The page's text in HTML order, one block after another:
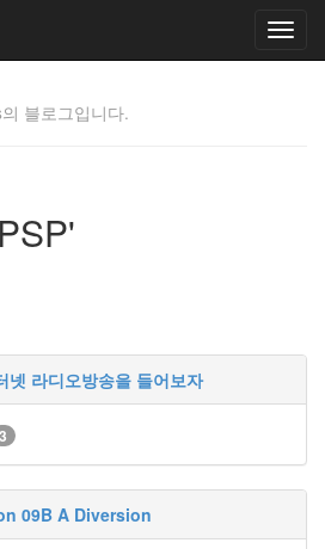
블로그입니다.
넷 라디오방송을 들어보자
3
09B A Diversion